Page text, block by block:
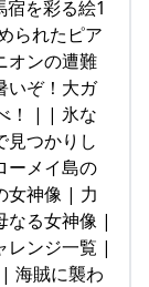
を彩る絵1
られたピア
ンの遭難
ぞ！大ガ
！ | | 氷な
つかりし
ーメイ島の
女神像 | 力
る女神像 |
ンジ一覧 |
海賊に襲わ